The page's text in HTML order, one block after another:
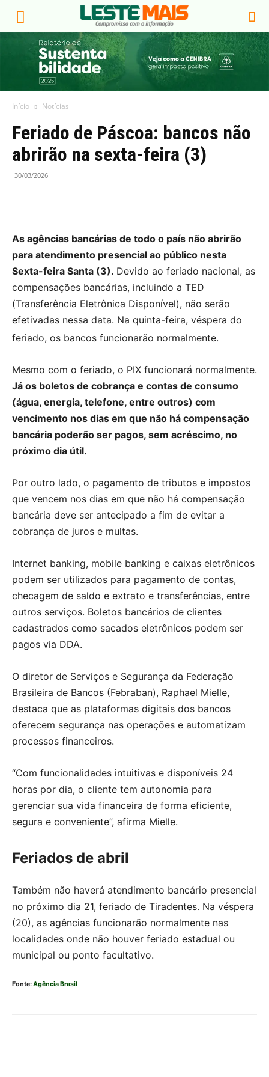
Início Notícias
Feriado de Páscoa: bancos não
abrirão na sexta-feira (3)
30/03/2026
As agências bancárias de todo o país não abrirão
para atendimento presencial ao público nesta
Sexta-feira Santa (3). Devido ao feriado nacional, as
compensações bancárias, incluindo a TED
(Transferência Eletrônica Disponível), não serão
efetivadas nessa data. Na quinta-feira, véspera do
feriado, os bancos funcionarão normalmente.
Mesmo com o feriado, o PIX funcionará normalmente.
Já os boletos de cobrança e contas de consumo
(água, energia, telefone, entre outros) com
vencimento nos dias em que não há compensação
bancária poderão ser pagos, sem acréscimo, no
próximo dia útil.
Por outro lado, o pagamento de tributos e impostos
que vencem nos dias em que não há compensação
bancária deve ser antecipado a fim de evitar a
cobrança de juros e multas.
Internet banking, mobile banking e caixas eletrônicos
podem ser utilizados para pagamento de contas,
checagem de saldo e extrato e transferências, entre
outros serviços. Boletos bancários de clientes
cadastrados como sacados eletrônicos podem ser
pagos via DDA.
O diretor de Serviços e Segurança da Federação
Brasileira de Bancos (Febraban), Raphael Mielle,
destaca que as plataformas digitais dos bancos
oferecem segurança nas operações e automatizam
processos financeiros.
“Com funcionalidades intuitivas e disponíveis 24
horas por dia, o cliente tem autonomia para
gerenciar sua vida financeira de forma eficiente,
segura e conveniente”, afirma Mielle.
Feriados de abril
Também não haverá atendimento bancário presencial
no próximo dia 21, feriado de Tiradentes. Na véspera
(20), as agências funcionarão normalmente nas
localidades onde não houver feriado estadual ou
municipal ou ponto facultativo.
Fonte:Agência Brasil